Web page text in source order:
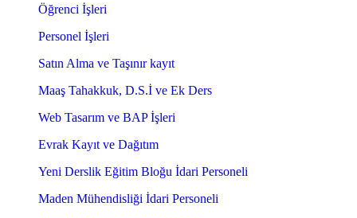
Öğrenci İşleri
Personel İşleri
Satın Alma ve Taşınır kayıt
Maaş Tahakkuk, D.S.İ ve Ek Ders
Web Tasarım ve BAP İşleri
Evrak Kayıt ve Dağıtım
Yeni Derslik Eğitim Bloğu İdari Personeli
Maden Mühendisliği İdari Personeli